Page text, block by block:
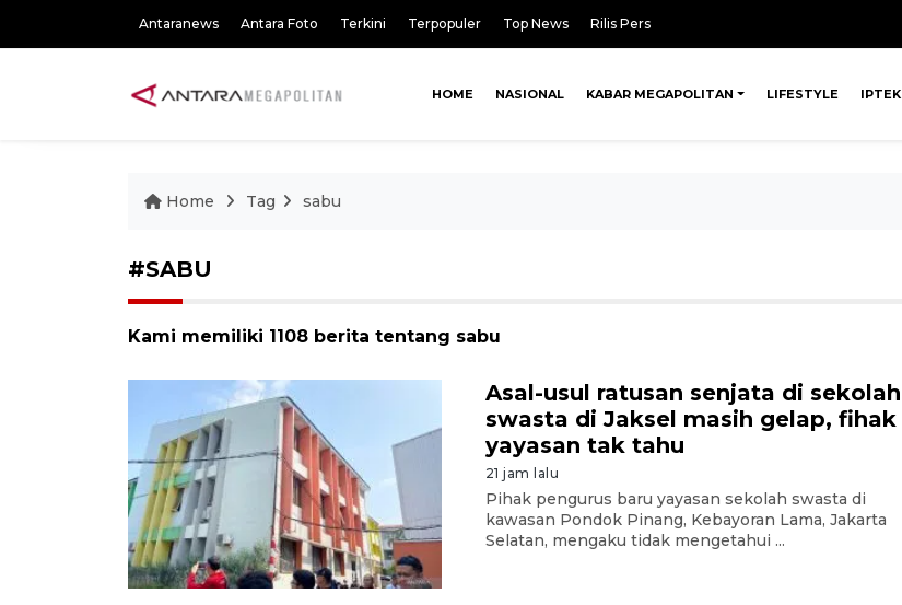
Antaranews Antara Foto Terkini Terpopuler Top News Rilis Pers
HOME NASIONAL KABAR MEGAPOLITAN LIFESTYLE IPTEK
Home Tag sabu
#SABU
Kami memiliki 1108 berita tentang sabu
Asal-usul ratusan senjata di sekolah
swasta di Jaksel masih gelap, fihak
yayasan tak tahu
21 jam lalu
Pihak pengurus baru yayasan sekolah swasta di
kawasan Pondok Pinang, Kebayoran Lama, Jakarta
Selatan, mengaku tidak mengetahui ...